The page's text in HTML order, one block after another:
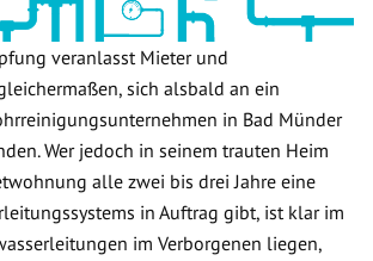
veranlasst Mieter und
sich alsbald an ein
in Bad Münder
Wer jedoch in seinem trauten Heim
alle zwei bis drei Jahre eine
in Auftrag gibt, ist klar im
im Verborgenen liegen,